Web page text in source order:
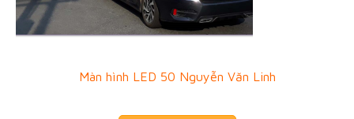
Màn hình LED 50 Nguyễn Văn Linh